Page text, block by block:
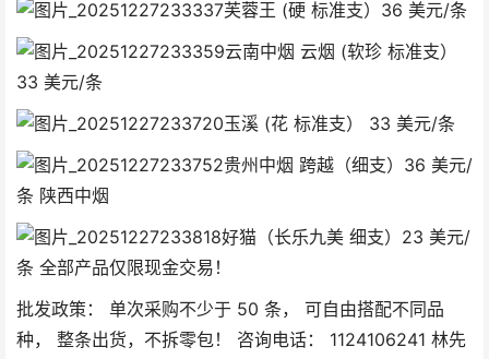
芙蓉王 (硬 标准支）36 美元/条
云南中烟 云烟 (软珍 标准支）
33 美元/条
玉溪 (花 标准支） 33 美元/条
贵州中烟 跨越（细支）36 美元/
条 陕西中烟
好猫（长乐九美 细支）23 美元/
条 全部产品仅限现金交易！
批发政策： 单次采购不少于 50 条， 可自由搭配不同品
种， 整条出货，不拆零包！ 咨询电话： 1124106241 林先